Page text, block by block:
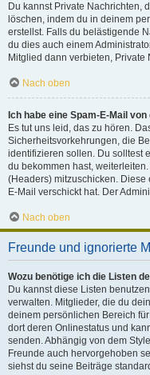
Du kannst Private Nachrichten,
löschen, indem du in deinem
erstellst. Falls du belästigende
du dies auch einem
Mitglied dann verbieten,
Nach oben
Ich habe eine Spam-E-Mail
Es tut uns leid, das zu hören.
Sicherheitsvorkehrungen, die
identifizieren sollen. Du solltest
du bekommen hast,
(Headers) mitzuschicken.
E-Mail verschickt hat. Der
Nach oben
Freunde und ignorierte
Wozu benötige ich die Listen
Du kannst diese Listen
verwalten. Mitglieder, die du
deinem persönlichen Bereich
dort deren Onlinestatus und
senden. Abhängig von dem
Freunde auch hervorgehoben
siehst du seine Beiträge